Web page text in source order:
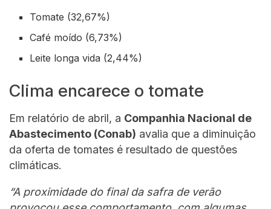
Tomate (32,67%)
Café moído (6,73%)
Leite longa vida (2,44%)
Clima encarece o tomate
Em relatório de abril, a Companhia Nacional de
Abastecimento (Conab) avalia que a diminuição
da oferta de tomates é resultado de questões
climáticas.
“A proximidade do final da safra de verão